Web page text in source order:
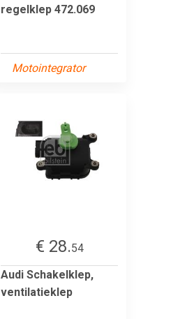
regelklep 472.069
Motointegrator
€ 28.54
Audi Schakelklep,
ventilatieklep